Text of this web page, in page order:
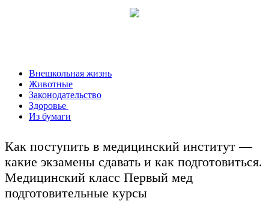
Внешкольная жизнь
Животные
Законодательство
Здоровье
Из бумаги
Как поступить в медицинский институт —
какие экзамены сдавать и как подготовиться.
Медицинский класс Первый мед
подготовительные курсы